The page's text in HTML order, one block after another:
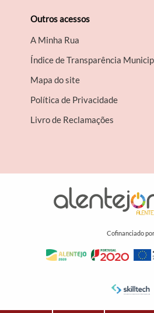
Outros acessos
A Minha Rua
Índice de Transparência
Mapa do site
Política de Privacidade
Livro de Reclamações
Cofinanciado por